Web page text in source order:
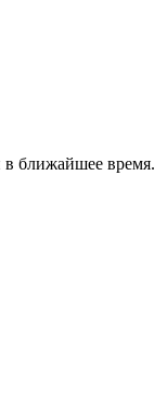
ближайшее время.